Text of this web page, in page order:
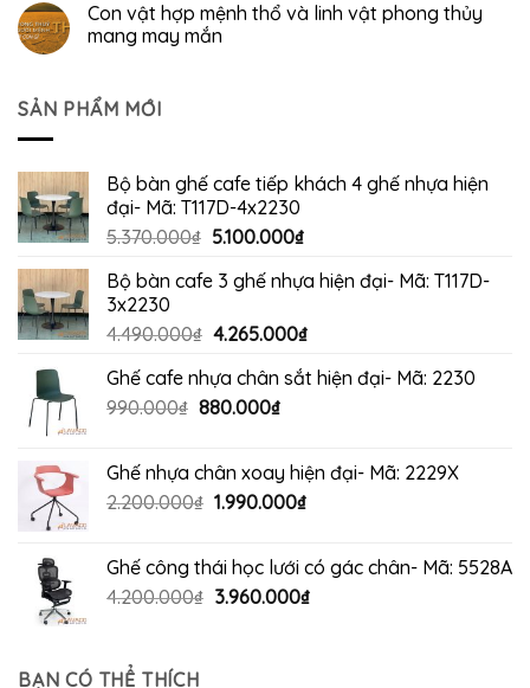
Con vật hợp mệnh thổ và linh vật phong thủy
mang may mắn
SẢN PHẨM MỚI
Bộ bàn ghế cafe tiếp khách 4 ghế nhựa hiện
đại- Mã: T117D-4x2230
5.370.000₫ Giá
là:
5.100.000₫Giá
tại
5.100.000₫.
Bộ bàn cafe 3 ghế nhựa hiện đại- Mã: T117D-
3x2230
4.490.000₫ Giá
là:
4.490.000₫.
4.265.000₫Giá
tại
Ghế cafe nhựa chân sắt hiện đại- Mã: 2230
990.000₫ Giá
990.000₫.
880.000₫Giá
là:
880.000₫.
Ghế nhựa chân xoay hiện đại- Mã: 2229X
2.200.000₫ Giá
2.200.000₫.
1.990.000₫Giá
là:
1.990.000₫.
Ghế công thái học lưới có gác chân- Mã: 5528A
4.200.000₫ Giá
3.960.000₫Giá
BẠN CÓ THỂ THÍCH